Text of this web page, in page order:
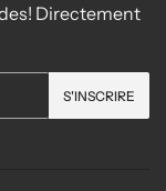
Directement
S'INSCRIRE